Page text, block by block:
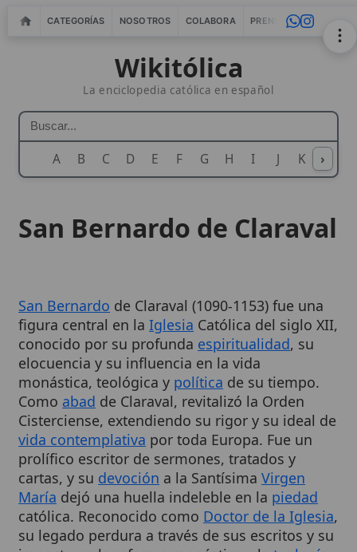
CATEGORÍAS NOSOTROS COLABORA PRENSA WEBMASTERS
Wikitólica
La enciclopedia católica en español
A B C D E F G H I J K L M
›
conocido por su profundaespiritualidad, su
elocuencia y su influencia en la vida
monástica, teológica ypolíticade su tiempo.
Comoabadde Claraval, revitalizó la Orden
Cisterciense, extendiendo su rigor y su ideal de
vida contemplativapor toda Europa. Fue un
prolífico escritor de sermones, tratados y
cartas, y sudevocióna la SantísimaVirgen
Maríadejó una huella indeleble en lapiedad
católica. Reconocido comoDoctor de la Iglesia
su legado perdura a través de sus escritos y su
impacto en la reforma monástica y lateología
mística.